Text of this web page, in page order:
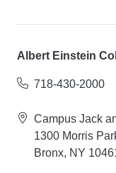
Albert Einstein
718-430-2000
Campus Jack
1300 Morris
Bronx, NY